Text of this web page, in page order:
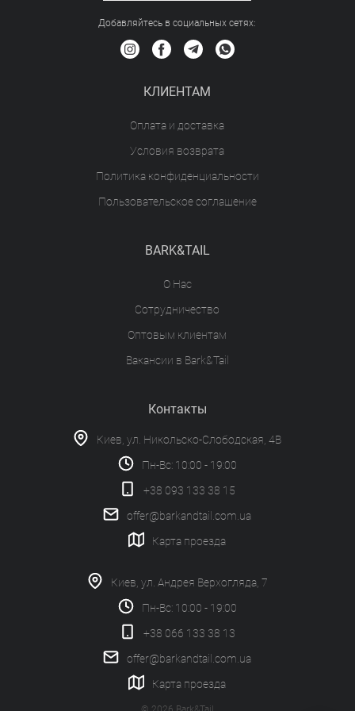
Добавляйтесь в социальных сетяx:
КЛИЕНТАМ
Оплата и доставка
Условия возврата
Политика конфиденциальности
Пользовательское соглашение
BARK&TAIL
О Нас
Сотрудничество
Оптовым клиентам
Вакансии в Bark&Tail
Контакты
Киев, ул. Никольско-Слободская, 4В
Пн-Вс: 10:00 - 19:00
+38 093 133 38 15
offer@barkandtail.com.ua
Карта проезда
Киев, ул. Андрея Верхогляда, 7
Пн-Вс: 10:00 - 19:00
+38 066 133 38 13
offer@barkandtail.com.ua
Карта проезда